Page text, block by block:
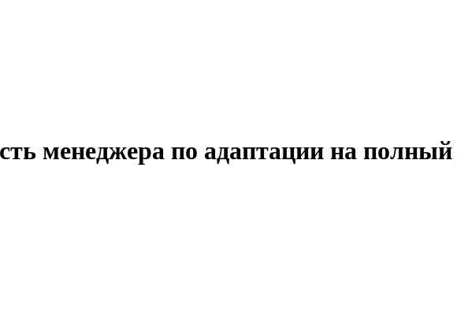
менеджера по адаптации на